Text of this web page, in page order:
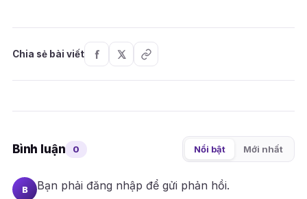
Chia sẻ bài viết
Bình luận 0 Nổi bật Mới nhất
B Bạn phải đăng nhập để gửi phản hồi.